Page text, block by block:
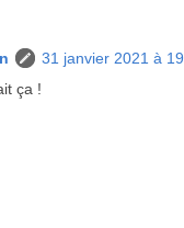
31 janvier 2021 à
ça !